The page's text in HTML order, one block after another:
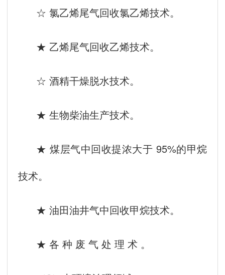
☆ 氯乙烯尾气回收氯乙烯技术。
★ 乙烯尾气回收乙烯技术。
☆ 酒精干燥脱水技术。
★ 生物柴油生产技术。
★ 煤层气中回收提浓大于 95%的甲烷
技术。
★ 油田油井气中回收甲烷技术。
★ 各 种 废 气 处 理 术 。